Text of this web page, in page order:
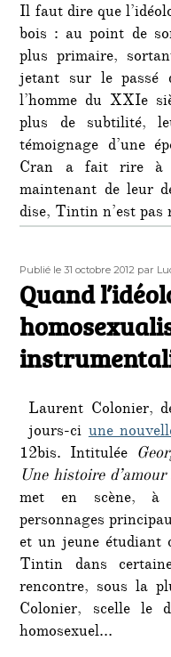
Il faut dire que
bois : au point de
plus primaire,
jetant sur le passé
l’homme du XXIe
plus de subtilité,
témoignage d’une
Cran a fait rire à
maintenant de leur
dise, Tintin n’est pas
Publié
le
Publié le 31 octobre 2012 Auteur
par
Quand
Laurent Colonier,
jours-ciune
12bis. Intitulée
Une histoire
met en scène, à
personnages
et un jeune étudiant
Tintin dans
rencontre, sous la
Colonier, scelle le
homosexuel…